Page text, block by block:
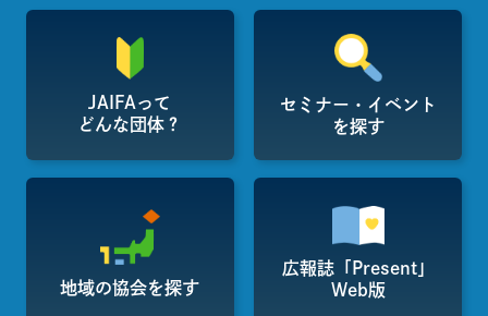
JAIFAって
どんな団体？
セミナー・イベント
を探す
地域の協会を探す
広報誌「Present」
Web版